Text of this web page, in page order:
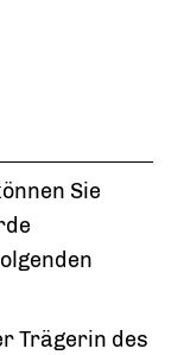
Sie
Trägerin des